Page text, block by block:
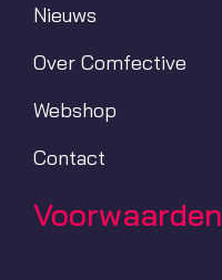
Nieuws
Over Comfective
Webshop
Contact
Voorwaarden